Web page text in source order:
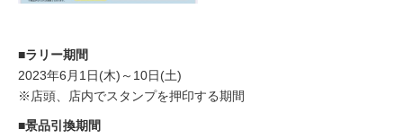
■ラリー期間
2023年6月1日(木)～10日(土)
※店頭、店内でスタンプを押印する期間
■景品引換期間